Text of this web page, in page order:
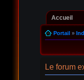
Accueil
Portail»
Le forum